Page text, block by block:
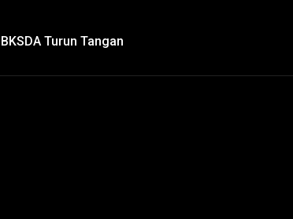
Turun Tangan